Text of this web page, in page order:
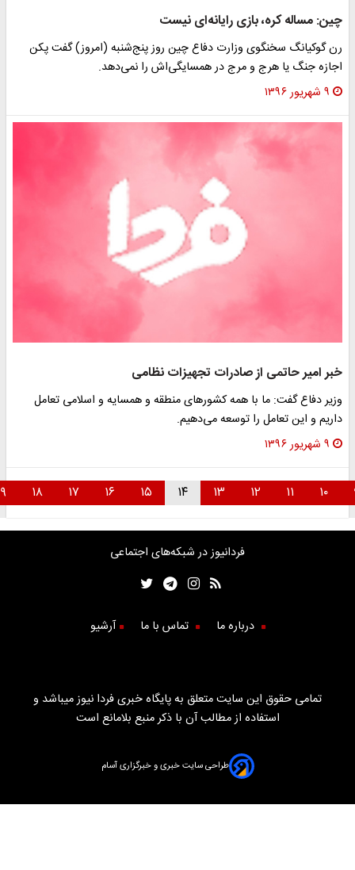
مساله کره، بازی رایانه‌ای نیست
گوکیانگ سخنگوی وزارت دفاع چین روز پنج‌شنبه (امروز) گفت پکن
جنگ یا هرج و مرج در همسایگی‌اش را نمی‌دهد.
۹ شهریور ۱۳۹۶
امیر حاتمی از صادرات تجهیزات نظامی
دفاع گفت: ما با همه کشورهای منطقه و همسایه و اسلامی تعامل
و این تعامل را توسعه می‌دهیم.
۹ شهریور ۱۳۹۶
فردانیوز در شبکه‌های اجتماعی
درباره ما تماس با ما آرشیو
تمامی حقوق این سایت متعلق به پایگاه خبری فردا نیوز میباشد و
استفاده از مطالب آن با ذکر منبع بلامانع است
طراحی سایت خبری و خبرگزاری آسام